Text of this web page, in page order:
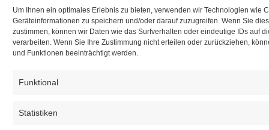
Um Ihnen ein optimales Erlebnis zu bieten, verwenden wir Technologien wie
Geräteinformationen zu speichern und/oder darauf zuzugreifen. Wenn Sie
zustimmen, können wir Daten wie das Surfverhalten oder eindeutige IDs auf
verarbeiten. Wenn Sie Ihre Zustimmung nicht erteilen oder zurückziehen,
und Funktionen beeinträchtigt werden.
Funktional
Statistiken